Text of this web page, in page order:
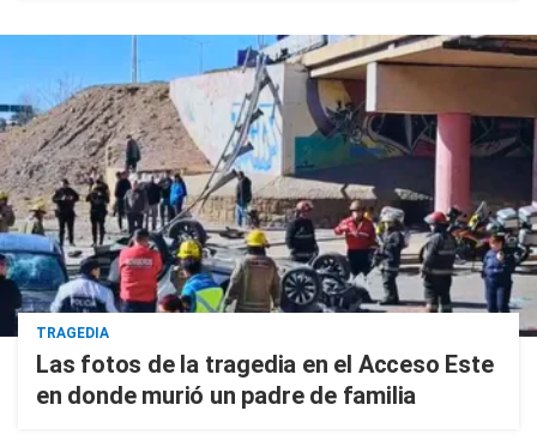
TRAGEDIA
Las fotos de la tragedia en el Acceso Este
en donde murió un padre de familia